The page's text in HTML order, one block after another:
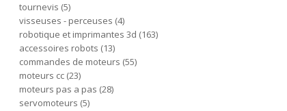
tournevis 5
visseuses - perceuses 4
robotique et imprimantes 3d 163
accessoires robots 13
commandes de moteurs 55
moteurs cc 23
moteurs pas a pas 28
servomoteurs 5